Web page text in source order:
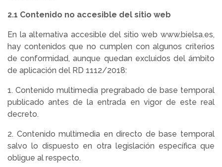
2.1 Contenido no accesible del sitio web
En la alternativa accesible del sitio web www.bielsa.es,
hay contenidos que no cumplen con algunos criterios
de conformidad, aunque quedan excluidos del ámbito
de aplicación del RD 1112/2018:
1. Contenido multimedia pregrabado de base temporal
publicado antes de la entrada en vigor de este real
decreto.
2. Contenido multimedia en directo de base temporal
salvo lo dispuesto en otra legislación específica que
obligue al respecto.